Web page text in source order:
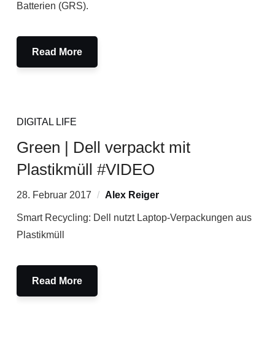
Batterien (GRS).
Read More
DIGITAL LIFE
Green | Dell verpackt mit
Plastikmüll #VIDEO
28. Februar 2017 Alex Reiger
Smart Recycling: Dell nutzt Laptop-Verpackungen aus
Plastikmüll
Read More